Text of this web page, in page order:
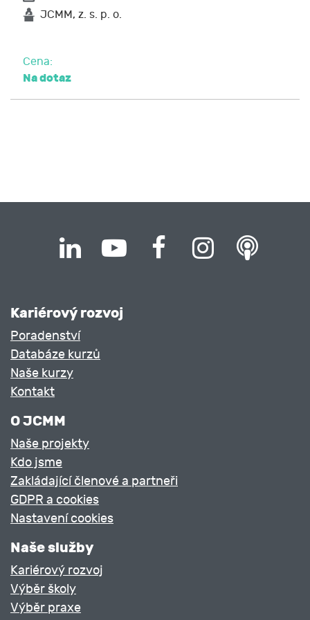
JCMM, z. s. p. o.
Cena:
Na dotaz
Kariérový rozvoj
Poradenství
Databáze kurzů
Naše kurzy
Kontakt
O JCMM
Naše projekty
Kdo jsme
Zakládající členové a partneři
GDPR a cookies
Nastavení cookies
Naše služby
Kariérový rozvoj
Výběr školy
Výběr praxe